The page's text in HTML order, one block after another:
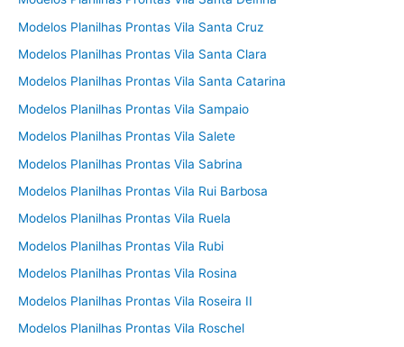
Modelos Planilhas Prontas Vila Santa Cruz
Modelos Planilhas Prontas Vila Santa Clara
Modelos Planilhas Prontas Vila Santa Catarina
Modelos Planilhas Prontas Vila Sampaio
Modelos Planilhas Prontas Vila Salete
Modelos Planilhas Prontas Vila Sabrina
Modelos Planilhas Prontas Vila Rui Barbosa
Modelos Planilhas Prontas Vila Ruela
Modelos Planilhas Prontas Vila Rubi
Modelos Planilhas Prontas Vila Rosina
Modelos Planilhas Prontas Vila Roseira II
Modelos Planilhas Prontas Vila Roschel